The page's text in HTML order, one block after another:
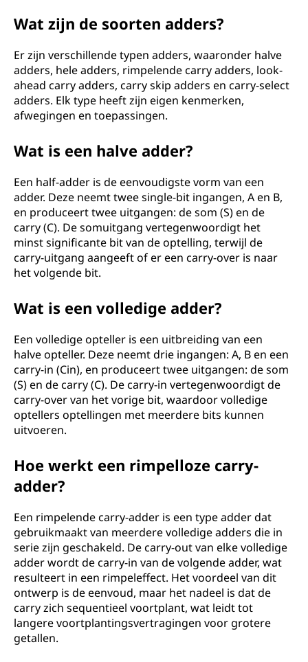
Wat zijn de soorten adders?
Er zijn verschillende typen adders, waaronder halve
adders, hele adders, rimpelende carry adders, look-
ahead carry adders, carry skip adders en carry-select
adders. Elk type heeft zijn eigen kenmerken,
afwegingen en toepassingen.
Wat is een halve adder?
Een half-adder is de eenvoudigste vorm van een
adder. Deze neemt twee single-bit ingangen, A en B,
en produceert twee uitgangen: de som (S) en de
carry (C). De somuitgang vertegenwoordigt het
minst significante bit van de optelling, terwijl de
carry-uitgang aangeeft of er een carry-over is naar
het volgende bit.
Wat is een volledige adder?
Een volledige opteller is een uitbreiding van een
halve opteller. Deze neemt drie ingangen: A, B en een
carry-in (Cin), en produceert twee uitgangen: de som
(S) en de carry (C). De carry-in vertegenwoordigt de
carry-over van het vorige bit, waardoor volledige
optellers optellingen met meerdere bits kunnen
uitvoeren.
Hoe werkt een rimpelloze carry-
adder?
Een rimpelende carry-adder is een type adder dat
gebruikmaakt van meerdere volledige adders die in
serie zijn geschakeld. De carry-out van elke volledige
adder wordt de carry-in van de volgende adder, wat
resulteert in een rimpeleffect. Het voordeel van dit
ontwerp is de eenvoud, maar het nadeel is dat de
carry zich sequentieel voortplant, wat leidt tot
langere voortplantingsvertragingen voor grotere
getallen.